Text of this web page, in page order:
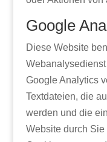
Google
Diese Website
Webanalysedienst
Google Analytics
Textdateien, die
werden und die
Website durch